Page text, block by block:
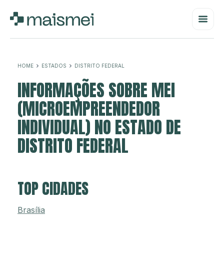
HOME ESTADOS DISTRITO FEDERAL
INFORMAÇÕES SOBRE MEI
(MICROEMPREENDEDOR
INDIVIDUAL) NO ESTADO DE
DISTRITO FEDERAL
TOP CIDADES
Brasília